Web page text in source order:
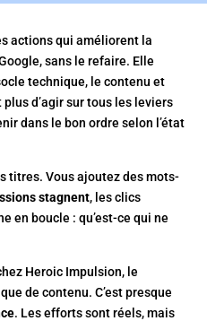
actions qui améliorent la
sans le refaire. Elle
technique, le contenu et
plus d’agir sur tous les leviers
dans le bon ordre selon l’état
titres. Vous ajoutez des mots-
stagnent, les clics
en boucle : qu’est-ce qui ne
Heroic Impulsion, le
de contenu. C’est presque
. Les efforts sont réels, mais